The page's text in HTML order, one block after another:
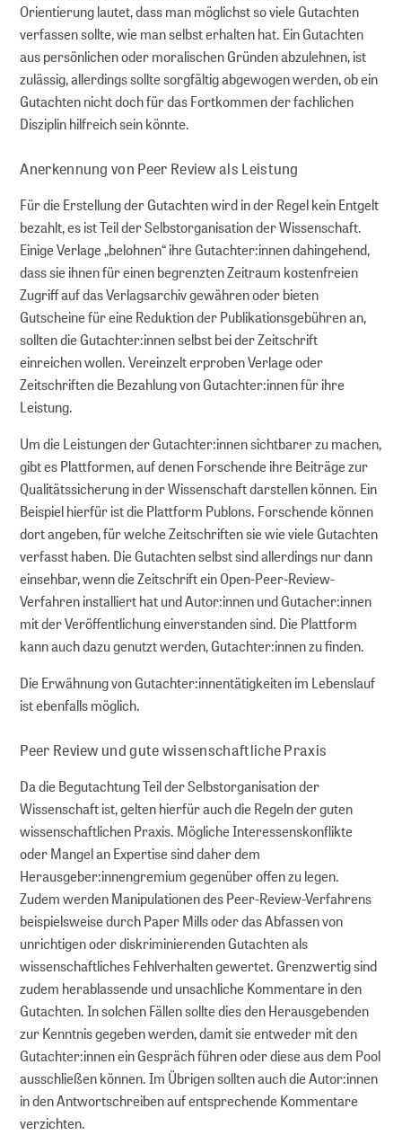
Orientierung lautet, dass man möglichst so viele Gutachten
verfassen sollte, wie man selbst erhalten hat. Ein Gutachten
aus persönlichen oder moralischen Gründen abzulehnen, ist
zulässig, allerdings sollte sorgfältig abgewogen werden, ob ein
Gutachten nicht doch für das Fortkommen der fachlichen
Disziplin hilfreich sein könnte.
Anerkennung von Peer Review als Leistung
Für die Erstellung der Gutachten wird in der Regel kein Entgelt
bezahlt, es ist Teil der Selbstorganisation der Wissenschaft.
Einige Verlage „belohnen“ ihre Gutachter:innen dahingehend,
dass sie ihnen für einen begrenzten Zeitraum kostenfreien
Zugriff auf das Verlagsarchiv gewähren oder bieten
Gutscheine für eine Reduktion der Publikationsgebühren an,
sollten die Gutachter:innen selbst bei der Zeitschrift
einreichen wollen. Vereinzelt erproben Verlage oder
Zeitschriften die Bezahlung von Gutachter:innen für ihre
Leistung.
Um die Leistungen der Gutachter:innen sichtbarer zu machen,
gibt es Plattformen, auf denen Forschende ihre Beiträge zur
Qualitätssicherung in der Wissenschaft darstellen können. Ein
Beispiel hierfür ist die Plattform Publons. Forschende können
dort angeben, für welche Zeitschriften sie wie viele Gutachten
verfasst haben. Die Gutachten selbst sind allerdings nur dann
einsehbar, wenn die Zeitschrift ein Open-Peer-Review-
Verfahren installiert hat und Autor:innen und Gutacher:innen
mit der Veröffentlichung einverstanden sind. Die Plattform
kann auch dazu genutzt werden, Gutachter:innen zu finden.
Die Erwähnung von Gutachter:innentätigkeiten im Lebenslauf
ist ebenfalls möglich.
Peer Review und gute wissenschaftliche Praxis
Da die Begutachtung Teil der Selbstorganisation der
Wissenschaft ist, gelten hierfür auch die Regeln der guten
wissenschaftlichen Praxis. Mögliche Interessenskonflikte
oder Mangel an Expertise sind daher dem
Herausgeber:innengremium gegenüber offen zu legen.
Zudem werden Manipulationen des Peer-Review-Verfahrens
beispielsweise durch Paper Mills oder das Abfassen von
unrichtigen oder diskriminierenden Gutachten als
wissenschaftliches Fehlverhalten gewertet. Grenzwertig sind
zudem herablassende und unsachliche Kommentare in den
Gutachten. In solchen Fällen sollte dies den Herausgebenden
zur Kenntnis gegeben werden, damit sie entweder mit den
Gutachter:innen ein Gespräch führen oder diese aus dem Pool
ausschließen können. Im Übrigen sollten auch die Autor:innen
in den Antwortschreiben auf entsprechende Kommentare
verzichten.